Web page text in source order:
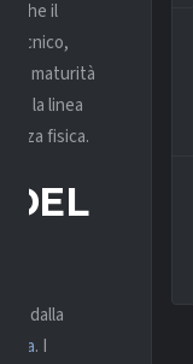
il
tecnico,
la maturità
la linea
fisica.
DEL
dalla
. I